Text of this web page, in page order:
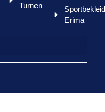
Turnen
Erima